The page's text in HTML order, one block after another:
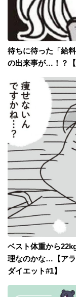
待ちに待った「給
の出来事が…！？【
ベスト体重から
理なのかな…【ア
ダイエット#1】